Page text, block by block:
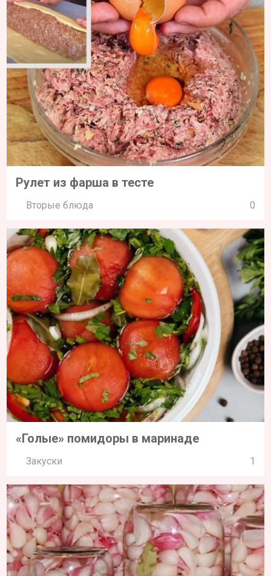
Рулет из фарша в тесте
Вторые блюда 0
«Голые» помидоры в маринаде
Закуски 1